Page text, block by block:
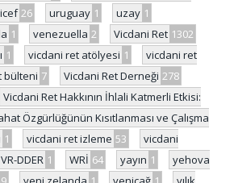
26 uruguay 1 uzay 1
1 venezuella 2 Vicdani Ret 1302
1 vicdani ret atölyesi 1
vicdani ret
bülteni 7 Vicdani Ret Derneği 278
Vicdani Ret Hakkının İhlali Katmerli Etkisi:
Özgürlüğünün Kısıtlanması ve Çalışma
1 vicdani ret izleme 53
vicdani
VR-DDER 1 WRİ 64 yayın 1
yehova